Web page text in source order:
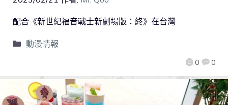
0 0
配合《新世紀福音戰士新劇場版：終》在台灣
動漫情報